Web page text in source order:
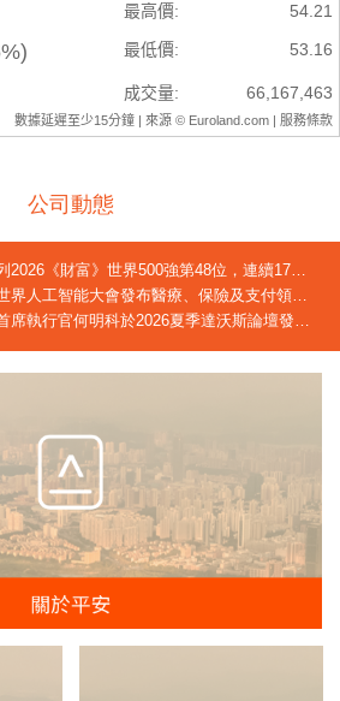
公司動態
《財富》世界500強第48位，連續17年躋身榜單
人工智能大會發布醫療、保險及支付領域創新成果
何明科於2026夏季達沃斯論壇發言：中國正迎來「屬於自己的長壽時代」